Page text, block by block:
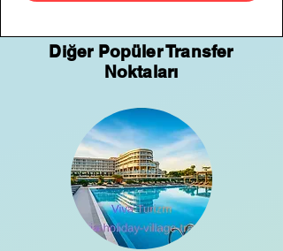
Diğer Popüler Transfer
Noktaları